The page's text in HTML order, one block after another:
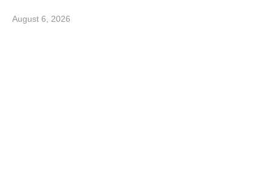
August 6, 2026